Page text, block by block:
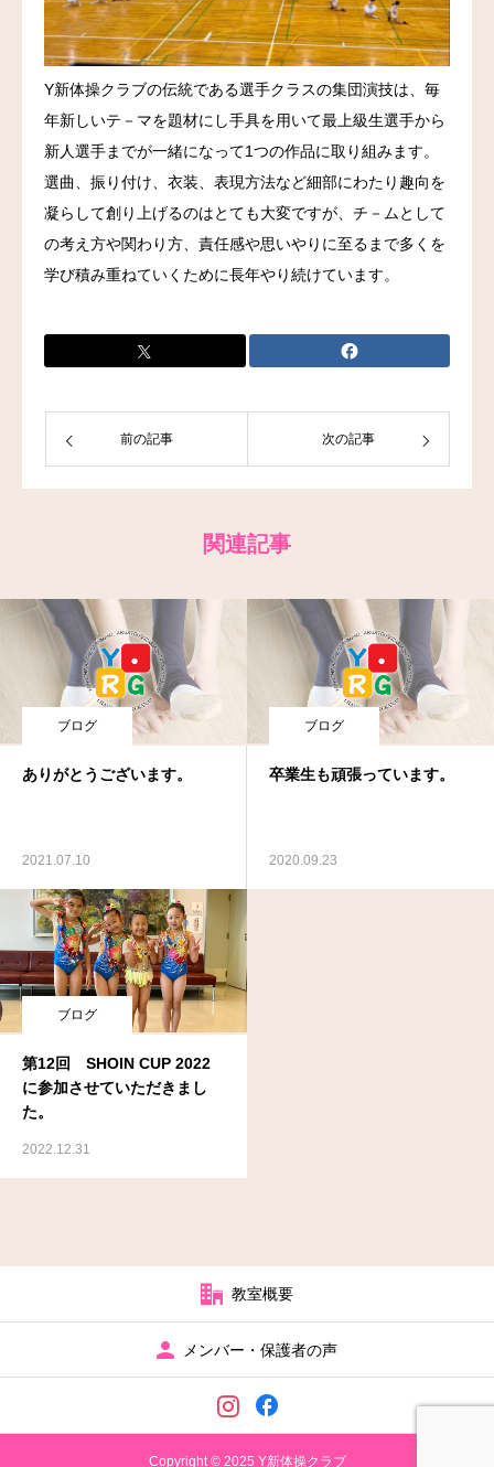
Y新体操クラブの伝統である選手クラスの集団演技は、毎
年新しいテ－マを題材にし手具を用いて最上級生選手から
新人選手までが一緒になって1つの作品に取り組みます。
選曲、振り付け、衣装、表現方法など細部にわたり趣向を
凝らして創り上げるのはとても大変ですが、チ－ムとして
の考え方や関わり方、責任感や思いやりに至るまで多くを
学び積み重ねていくために長年やり続けています。
前の記事 次の記事
関連記事
ブログ
ありがとうございます。
2021.07.10
ブログ
卒業生も頑張っています。
2020.09.23
ブログ
第12回 SHOIN CUP 2022
に参加させていただきまし
た。
2022.12.31
教室概要
メンバー・保護者の声
Copyright © 2025 Y新体操クラブ